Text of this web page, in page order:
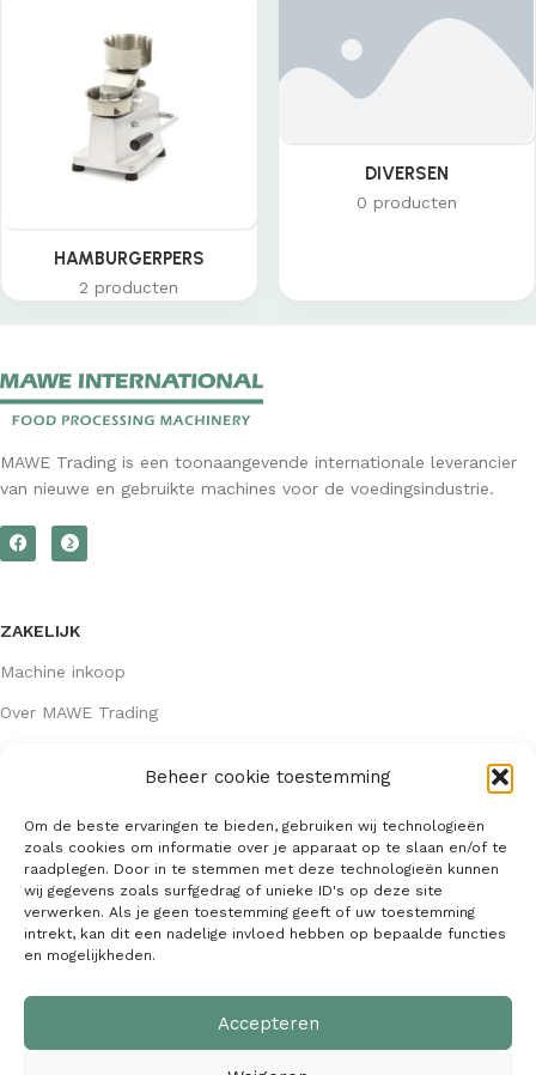
Beheer cookie toestemming
Om de beste ervaringen te bieden, gebruiken wij technologieën
zoals cookies om informatie over je apparaat op te slaan en/of te
raadplegen. Door in te stemmen met deze technologieën kunnen
wij gegevens zoals surfgedrag of unieke ID's op deze site
verwerken. Als je geen toestemming geeft of uw toestemming
intrekt, kan dit een nadelige invloed hebben op bepaalde functies
en mogelijkheden.
Accepteren
HAMBURGERPERS
2 producten
DIVERSEN
0 producten
MAWE Trading is een toonaangevende internationale leverancier
van nieuwe en gebruikte machines voor de voedingsindustrie.
ZAKELIJK
Machine inkoop
Over MAWE Trading
Algemene voorwaarden
KVK: 64407667
info@mawetrading.nl
+31 6 53 270 335
| Webdesign: